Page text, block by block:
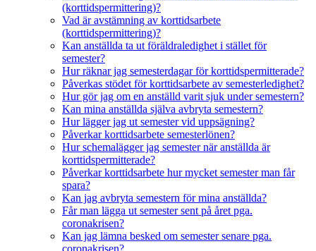
(korttidspermittering)?
Vad är avstämning av korttidsarbete
(korttidspermittering)?
Kan anställda ta ut föräldraledighet i stället för
semester?
Hur räknar jag semesterdagar för korttidspermitterade?
Påverkas stödet för korttidsarbete av semesterledighet?
Hur gör jag om en anställd varit sjuk under semestern?
Kan mina anställda själva avbryta semestern?
Hur lägger jag ut semester vid uppsägning?
Påverkar korttidsarbete semesterlönen?
Hur schemalägger jag semester när anställda är
korttidspermitterade?
Påverkar korttidsarbete hur mycket semester man får
spara?
Kan jag avbryta semestern för mina anställda?
Får man lägga ut semester sent på året pga.
coronakrisen?
Kan jag lämna besked om semester senare pga.